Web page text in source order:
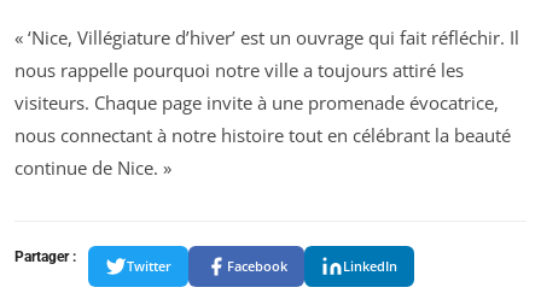
« ‘Nice, Villégiature d’hiver’ est un ouvrage qui fait réfléchir. Il
nous rappelle pourquoi notre ville a toujours attiré les
visiteurs. Chaque page invite à une promenade évocatrice,
nous connectant à notre histoire tout en célébrant la beauté
continue de Nice. »
Partager :
Twitter Facebook LinkedIn